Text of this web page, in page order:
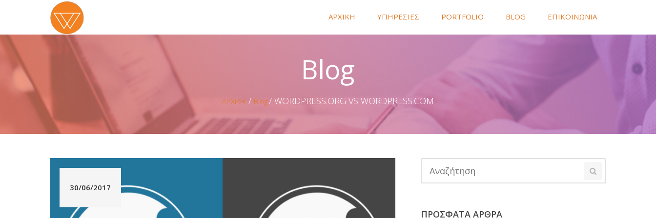
ΑΡΧΙΚΗ ΥΠΗΡΕΣΙΕΣ PORTFOLIO BLOG ΕΠΙΚΟΙΝΩΝΙΑ
Blog
ΑΡΧΙΚΗ Blog WORDPRESS.ORG VS WORDPRESS.COM
30/06/2017
ΠΡΟΣΦΑΤΑ ΑΡΘΡΑ